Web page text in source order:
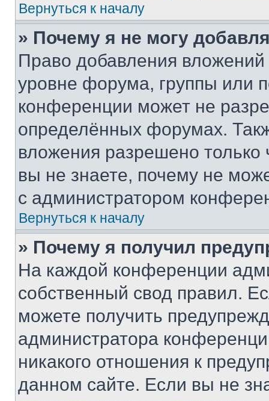
Вернуться к началу
» Почему я не могу
Право добавления
уровне форума, группы или
конференции может не
определённых форумах.
вложения разрешено
вы не знаете, почему не
с администратором
Вернуться к началу
» Почему я получил
На каждой конференции
собственный свод правил.
можете получить
администратора
никакого отношения к
данном сайте. Если вы не